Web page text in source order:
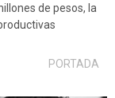
de pesos, la
PORTADA